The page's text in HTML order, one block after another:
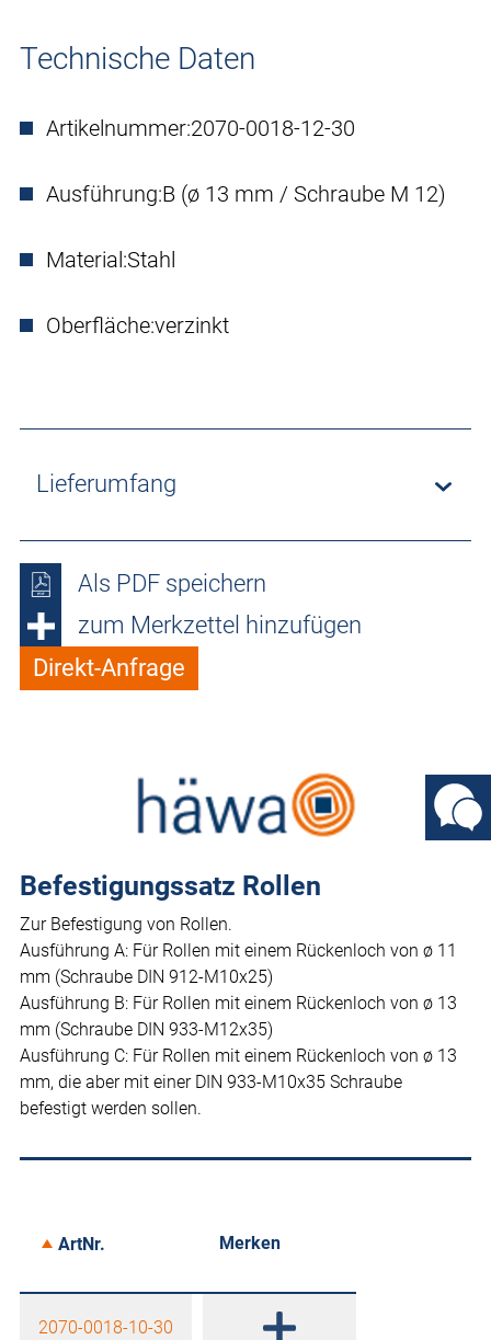
Technische Daten
Artikelnummer:2070-0018-12-30
Ausführung:B (ø 13 mm / Schraube M 12)
Material:Stahl
Oberfläche:verzinkt
Lieferumfang
Als PDF speichern
zum Merkzettel hinzufügen
Direkt-Anfrage
Befestigungssatz Rollen
Zur Befestigung von Rollen.
Ausführung A: Für Rollen mit einem Rückenloch von ø 11
mm (Schraube DIN 912-M10x25)
Ausführung B: Für Rollen mit einem Rückenloch von ø 13
mm (Schraube DIN 933-M12x35)
Ausführung C: Für Rollen mit einem Rückenloch von ø 13
mm, die aber mit einer DIN 933-M10x35 Schraube
befestigt werden sollen.
ArtNr. Merken
2070-0018-10-30